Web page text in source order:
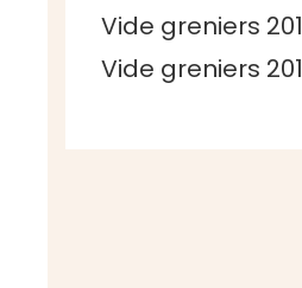
Vide greniers
Vide greniers